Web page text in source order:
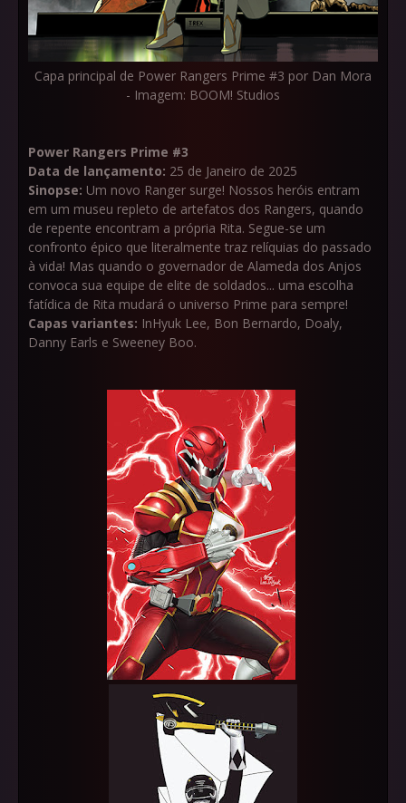
Capa principal de Power Rangers Prime #3 por Dan Mora
- Imagem: BOOM! Studios
Power Rangers Prime #3
Data de lançamento: 25 de Janeiro de 2025
Sinopse: Um novo Ranger surge! Nossos heróis entram
em um museu repleto de artefatos dos Rangers, quando
de repente encontram a própria Rita. Segue-se um
confronto épico que literalmente traz relíquias do passado
à vida! Mas quando o governador de Alameda dos Anjos
convoca sua equipe de elite de soldados... uma escolha
fatídica de Rita mudará o universo Prime para sempre!
Capas variantes: InHyuk Lee, Bon Bernardo, Doaly,
Danny Earls e Sweeney Boo.